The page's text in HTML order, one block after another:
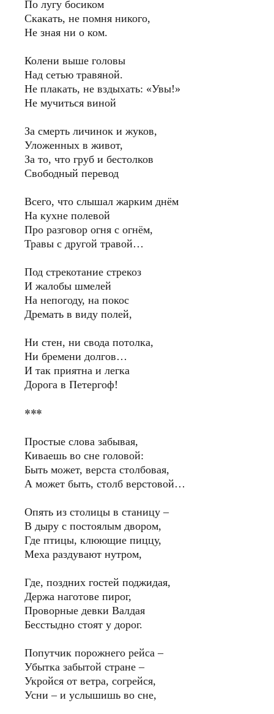
По лугу босиком
Скакать, не помня никого,
Не зная ни о ком.
Колени выше головы
Над сетью травяной.
Не плакать, не вздыхать: «Увы!»
Не мучиться виной
За смерть личинок и жуков,
Уложенных в живот,
За то, что груб и бестолков
Свободный перевод
Всего, что слышал жарким днём
На кухне полевой
Про разговор огня с огнём,
Травы с другой травой…
Под стрекотание стрекоз
И жалобы шмелей
На непогоду, на покос
Дремать в виду полей,
Ни стен, ни свода потолка,
Ни бремени долгов…
И так приятна и легка
Дорога в Петергоф!
***
Простые слова забывая,
Киваешь во сне головой:
Быть может, верста столбовая,
А может быть, столб верстовой…
Опять из столицы в станицу –
В дыру с постоялым двором,
Где птицы, клюющие пиццу,
Меха раздувают нутром,
Где, поздних гостей поджидая,
Держа наготове пирог,
Проворные девки Валдая
Бесстыдно стоят у дорог.
Попутчик порожнего рейса –
Убытка забытой стране –
Укройся от ветра, согрейся,
Усни – и услышишь во сне,